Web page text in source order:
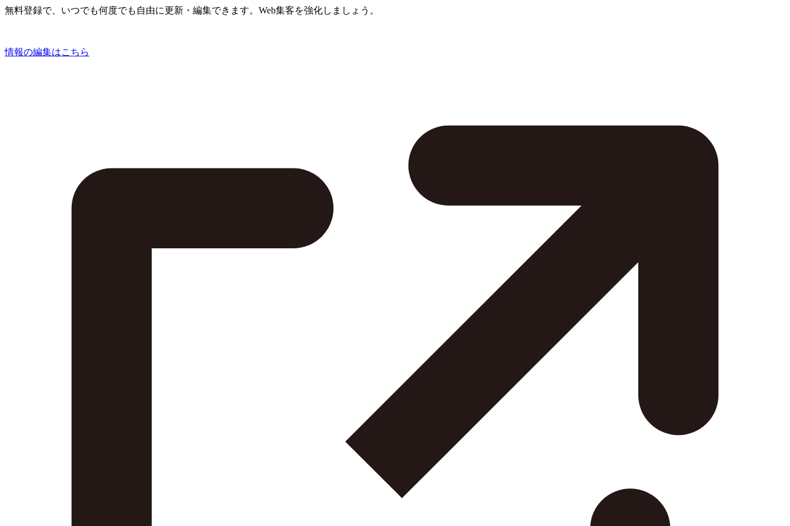
無料登録で、いつでも何度でも自由に更新・編集できます。Web集客を強化しましょう。
情報の編集はこちら